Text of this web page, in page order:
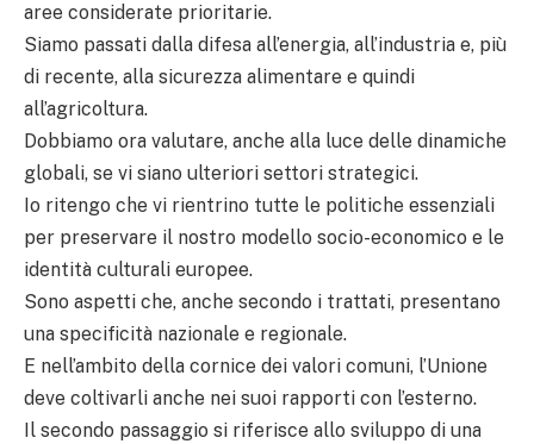
aree considerate prioritarie.
Siamo passati dalla difesa all’energia, all’industria e, più
di recente, alla sicurezza alimentare e quindi
all’agricoltura.
Dobbiamo ora valutare, anche alla luce delle dinamiche
globali, se vi siano ulteriori settori strategici.
Io ritengo che vi rientrino tutte le politiche essenziali
per preservare il nostro modello socio-economico e le
identità culturali europee.
Sono aspetti che, anche secondo i trattati, presentano
una specificità nazionale e regionale.
E nell’ambito della cornice dei valori comuni, l’Unione
deve coltivarli anche nei suoi rapporti con l’esterno.
Il secondo passaggio si riferisce allo sviluppo di una